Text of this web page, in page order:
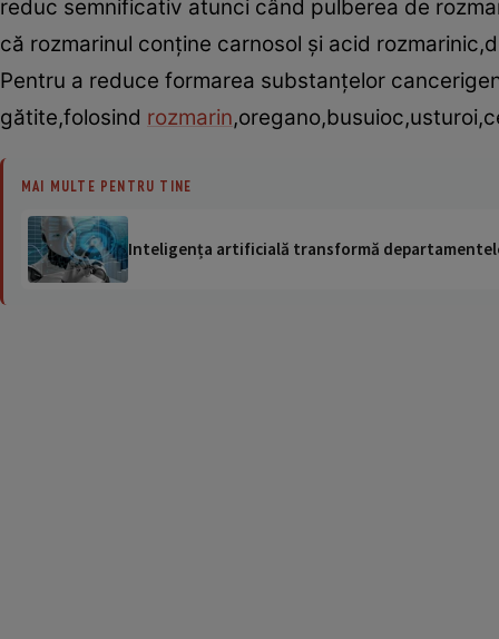
reduc semnificativ atunci când pulberea de
că rozmarinul conţine carnosol şi acid
Pentru a reduce formarea substanţelor
gătite,folosind rozmarin
MAI MULTE PENTRU TINE
Inteligența artificială transformă